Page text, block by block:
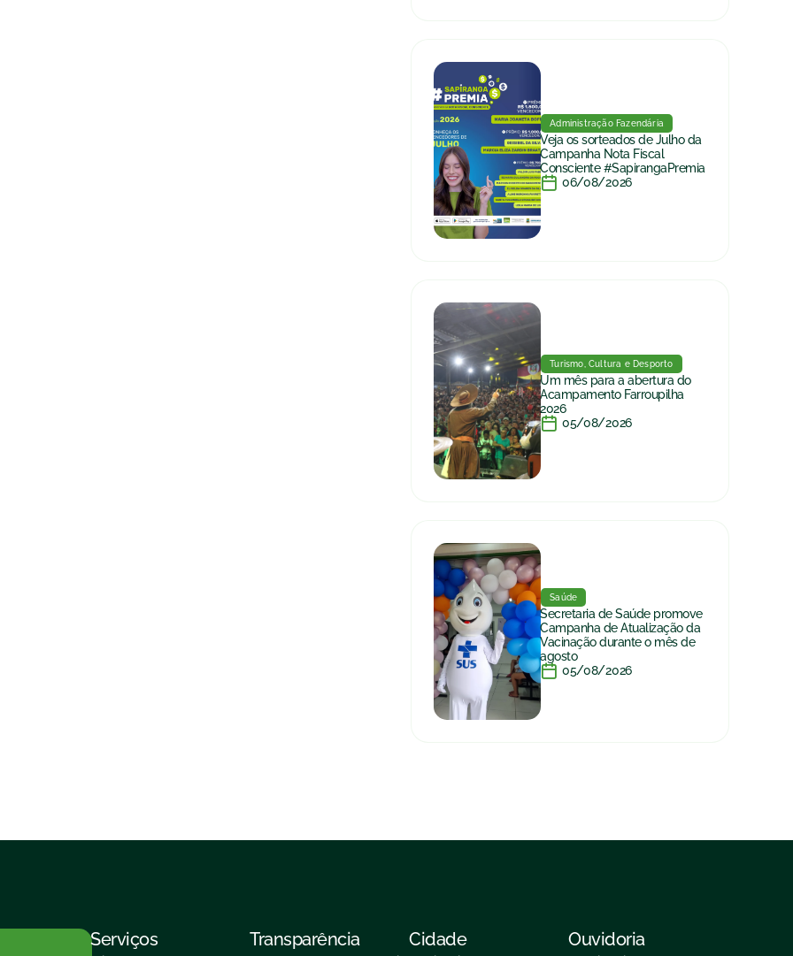
Administração Fazendária
Veja os sorteados de Julho da
Campanha Nota Fiscal
Consciente #SapirangaPremia
06/08/2026
Turismo, Cultura e Desporto
Um mês para a abertura do
Acampamento Farroupilha
2026
05/08/2026
Saúde
Secretaria de Saúde promove
Campanha de Atualização da
Vacinação durante o mês de
agosto
05/08/2026
Serviços Transparência Cidade Ouvidoria